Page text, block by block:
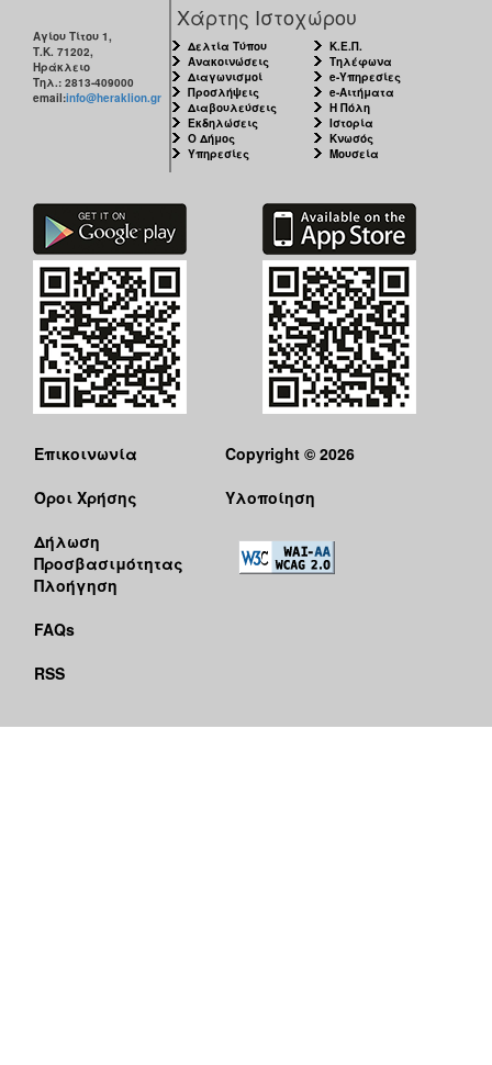
Αγίου Τίτου 1,
Τ.Κ. 71202,
Ηράκλειο
Τηλ.: 2813-409000
email:info@heraklion.gr
Χάρτης Ιστοχώρου
Δελτία Τύπου
Ανακοινώσεις
Διαγωνισμοί
Προσλήψεις
Διαβουλεύσεις
Εκδηλώσεις
Ο Δήμος
Υπηρεσίες
Κ.Ε.Π.
Τηλέφωνα
e-Υπηρεσίες
e-Αιτήματα
Η Πόλη
Ιστορία
Κνωσός
Μουσεία
Επικοινωνία
Όροι Χρήσης
Δήλωση
Προσβασιμότητας
Πλοήγηση
FAQs
RSS
Copyright © 2026
Υλοποίηση